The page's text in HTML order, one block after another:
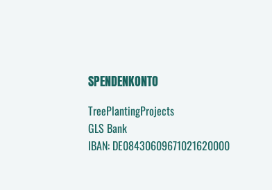
SPENDENKONTO
TreePlantingProjects
GLS Bank
IBAN: DE08430609671021620000